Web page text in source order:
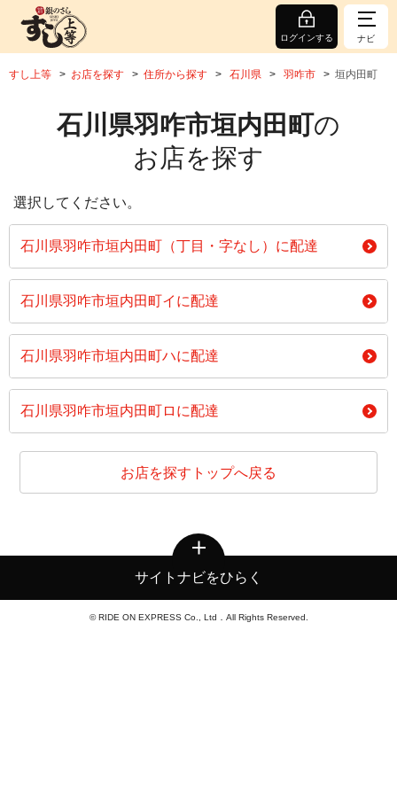
ログインする ナビ
すし上等 お店を探す 住所から探す 石川県 羽咋市 垣内田町
石川県羽咋市垣内田町の
お店を探す
選択してください。
石川県羽咋市垣内田町（丁目・字なし）に配達
石川県羽咋市垣内田町イに配達
石川県羽咋市垣内田町ハに配達
石川県羽咋市垣内田町ロに配達
お店を探すトップへ戻る
サイトナビをひらく
© RIDE ON EXPRESS Co., Ltd．All Rights Reserved.